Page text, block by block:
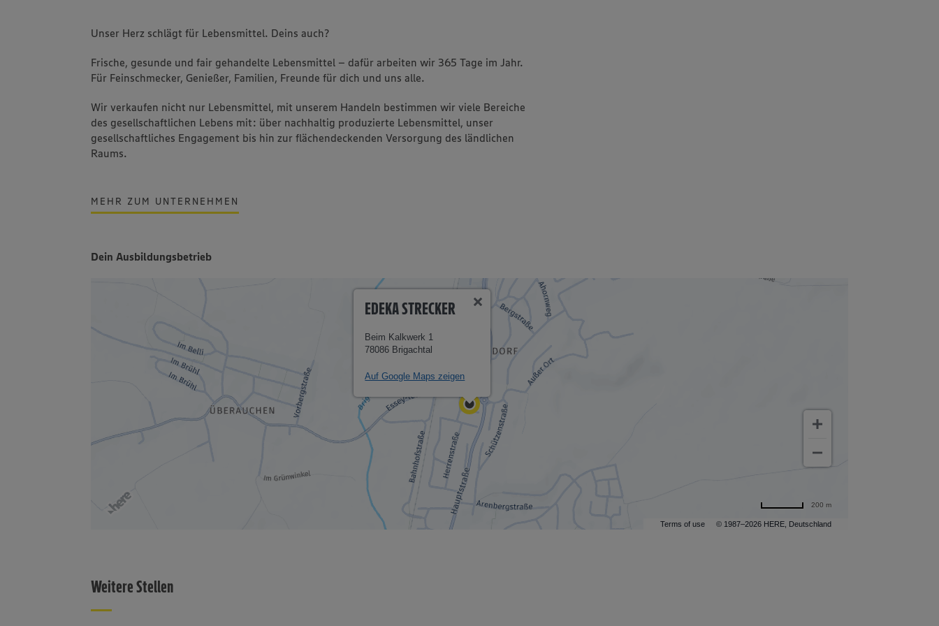
Unser Herz schlägt für Lebensmittel. Deins auch?
Frische, gesunde und fair gehandelte Lebensmittel – dafür arbeiten wir 365 Tage im Jahr.
Für Feinschmecker, Genießer, Familien, Freunde für dich und uns alle.
Wir verkaufen nicht nur Lebensmittel, mit unserem Handeln bestimmen wir viele Bereiche
des gesellschaftlichen Lebens mit: über nachhaltig produzierte Lebensmittel, unser
gesellschaftliches Engagement bis hin zur flächendeckenden Versorgung des ländlichen
Raums.
MEHR ZUM UNTERNEHMEN
Dein Ausbildungsbetrieb
Terms of use © 1987–2026 HERE, Deutschland
EDEKA STRECKER
Beim Kalkwerk 1
78086 Brigachtal
Auf Google Maps zeigen
200 m
Weitere Stellen